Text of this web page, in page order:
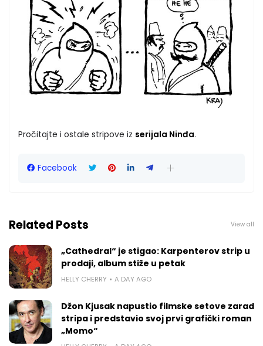
Pročitajte i ostale stripove iz serijala Ninđa.
Facebook
Related Posts View all
„Cathedral“ je stigao: Karpenterov strip u
prodaji, album stiže u petak
HELLY CHERRY A DAY AGO
Džon Kjusak napustio filmske setove zarad
stripa i predstavio svoj prvi grafički roman
„Momo“